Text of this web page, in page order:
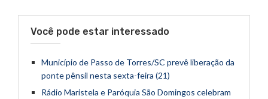
Você pode estar interessado
Município de Passo de Torres/SC prevê liberação da
ponte pênsil nesta sexta-feira (21)
Rádio Maristela e Paróquia São Domingos celebram